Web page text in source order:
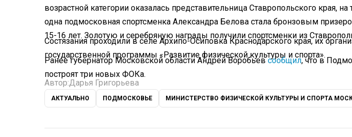
возрастной категории оказалась представительница Ставропольского края,
одна подмосковная спортсменка Александра Белова стала бронзовым
15-16 лет. Золотую и серебряную награды получили спортсменки из
Состязания проходили в селе Архипо-Осиповка Краснодарского края, их
государственной программы «Развитие физической культуры и спорта».
Ранее губернатор Московской области Андрей Воробьевсообщил, что в
построят три новых ФОКа.
Автор:Дарья Григорьева
АКТУАЛЬНО ПОДМОСКОВЬЕ МИНИСТЕРСТВО ФИЗИЧЕСКОЙ КУЛЬТУРЫ И СПОРТА